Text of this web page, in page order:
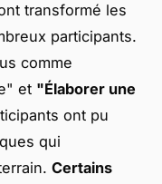
transformé les
participants.
comme
et "Élaborer une
ont pu
qui
Certains